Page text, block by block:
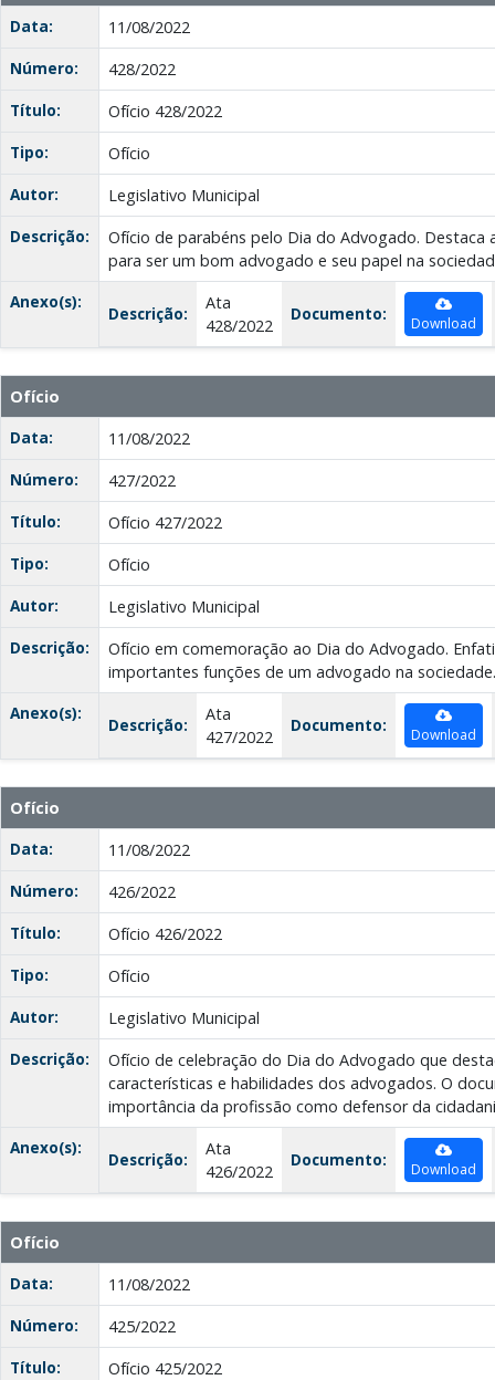
Data:
11/08/2022
Número:
428/2022
Título:
Ofício 428/2022
Tipo:
Ofício
Autor:
Legislativo Municipal
Descrição:
Ofício de parabéns pelo Dia do Advogado. Destaca
para ser um bom advogado e seu papel na
Anexo(s):
Descrição:
Ata
428/2022
Documento: Download
Ofício
Data:
11/08/2022
Número:
427/2022
Título:
Ofício 427/2022
Tipo:
Ofício
Autor:
Legislativo Municipal
Descrição:
Ofício em comemoração ao Dia do Advogado.
importantes funções de um advogado na sociedade.
Anexo(s):
Descrição:
Ata
427/2022
Documento: Download
Ofício
Data:
11/08/2022
Número:
426/2022
Título:
Ofício 426/2022
Tipo:
Ofício
Autor:
Legislativo Municipal
Descrição:
Ofício de celebração do Dia do Advogado que
características e habilidades dos advogados. O
importância da profissão como defensor da
Anexo(s):
Descrição:
Ata
426/2022
Documento: Download
Ofício
Data:
11/08/2022
Número:
425/2022
Título:
Ofício 425/2022